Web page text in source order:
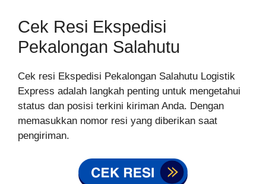
Cek Resi Ekspedisi
Pekalongan Salahutu
Cek resi Ekspedisi Pekalongan Salahutu Logistik
Express adalah langkah penting untuk mengetahui
status dan posisi terkini kiriman Anda. Dengan
memasukkan nomor resi yang diberikan saat
pengiriman.